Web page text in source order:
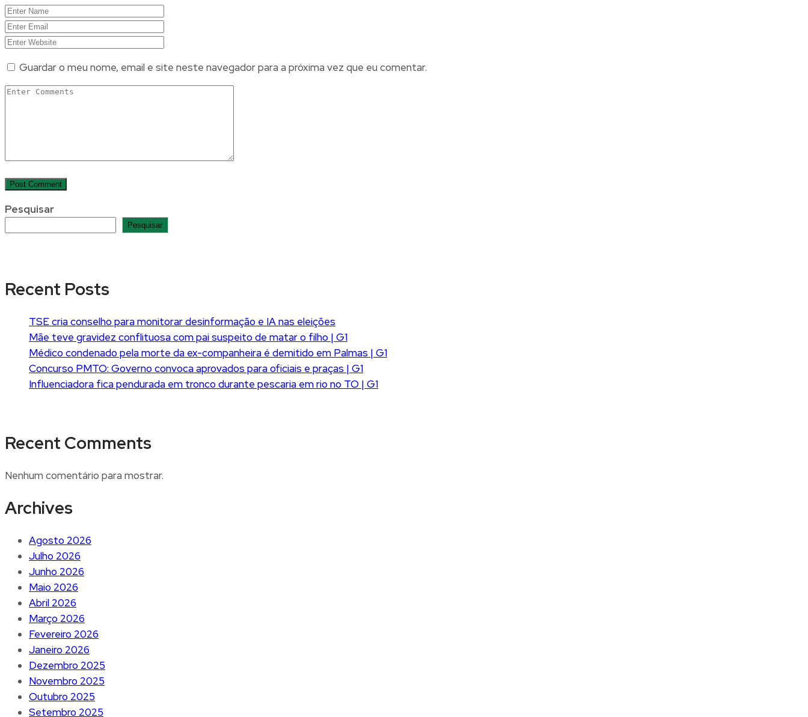
Guardar o meu nome, email e site neste navegador para a próxima vez que eu comentar.
Pesquisar
Pesquisar
Recent Posts
TSE cria conselho para monitorar desinformação e IA nas eleições
Mãe teve gravidez conflituosa com pai suspeito de matar o filho | G1
Médico condenado pela morte da ex-companheira é demitido em Palmas | G1
Concurso PMTO: Governo convoca aprovados para oficiais e praças | G1
Influenciadora fica pendurada em tronco durante pescaria em rio no TO | G1
Recent Comments
Nenhum comentário para mostrar.
Archives
Agosto 2026
Julho 2026
Junho 2026
Maio 2026
Abril 2026
Março 2026
Fevereiro 2026
Janeiro 2026
Dezembro 2025
Novembro 2025
Outubro 2025
Setembro 2025